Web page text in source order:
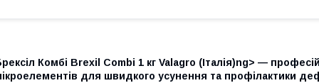
Комбі Brexil Combi 1 кг Valagro (Італія)ng> —
для швидкого усунення та профілактики